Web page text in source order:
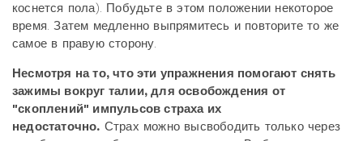
коснется пола). Побудьте в этом положении некоторое
время. Затем медленно выпрямитесь и повторите то же
самое в правую сторону.
Несмотря на то, что эти упражнения помогают снять
зажимы вокруг талии, для освобождения от
"скоплений" импульсов страха их
недостаточно. Страх можно высвободить только через